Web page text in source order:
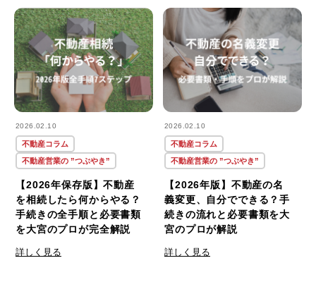
2026.02.10
不動産コラム
不動産営業の ”つぶやき”
【2026年保存版】不動産
を相続したら何からやる？
手続きの全手順と必要書類
を大宮のプロが完全解説
詳しく見る
2026.02.10
不動産コラム
不動産営業の ”つぶやき”
【2026年版】不動産の名
義変更、自分でできる？手
続きの流れと必要書類を大
宮のプロが解説
詳しく見る